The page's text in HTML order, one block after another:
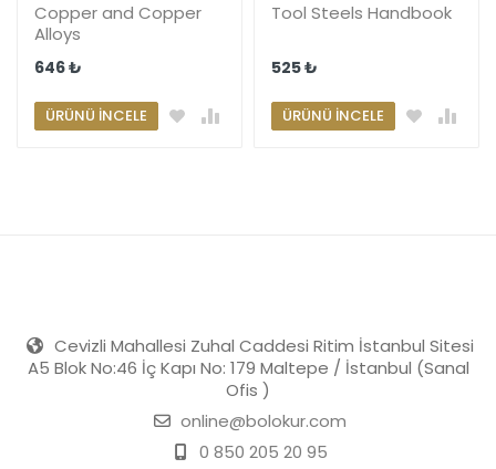
Copper and Copper
Alloys
646 ₺
ÜRÜNÜ İNCELE
Tool Steels Handbook
525 ₺
ÜRÜNÜ İNCELE
Cevizli Mahallesi Zuhal Caddesi Ritim İstanbul Sitesi
A5 Blok No:46 İç Kapı No: 179 Maltepe / İstanbul (Sanal
Ofis )
online@bolokur.com
0 850 205 20 95